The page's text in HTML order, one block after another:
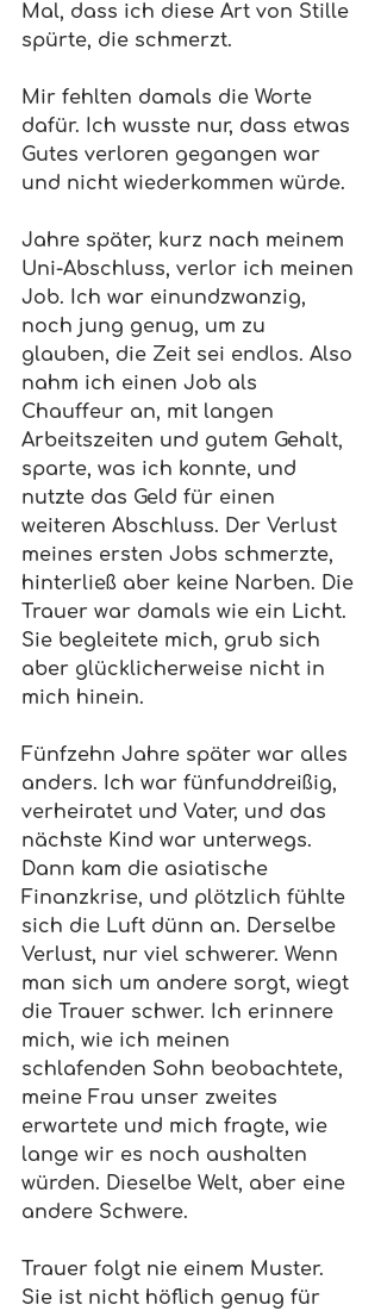
Mal, dass ich diese Art von Stille
spürte, die schmerzt.
Mir fehlten damals die Worte
dafür. Ich wusste nur, dass etwas
Gutes verloren gegangen war
und nicht wiederkommen würde.
Jahre später, kurz nach meinem
Uni-Abschluss, verlor ich meinen
Job. Ich war einundzwanzig,
noch jung genug, um zu
glauben, die Zeit sei endlos. Also
nahm ich einen Job als
Chauffeur an, mit langen
Arbeitszeiten und gutem Gehalt,
sparte, was ich konnte, und
nutzte das Geld für einen
weiteren Abschluss. Der Verlust
meines ersten Jobs schmerzte,
hinterließ aber keine Narben. Die
Trauer war damals wie ein Licht.
Sie begleitete mich, grub sich
aber glücklicherweise nicht in
mich hinein.
Fünfzehn Jahre später war alles
anders. Ich war fünfunddreißig,
verheiratet und Vater, und das
nächste Kind war unterwegs.
Dann kam die asiatische
Finanzkrise, und plötzlich fühlte
sich die Luft dünn an. Derselbe
Verlust, nur viel schwerer. Wenn
man sich um andere sorgt, wiegt
die Trauer schwer. Ich erinnere
mich, wie ich meinen
schlafenden Sohn beobachtete,
meine Frau unser zweites
erwartete und mich fragte, wie
lange wir es noch aushalten
würden. Dieselbe Welt, aber eine
andere Schwere.
Trauer folgt nie einem Muster.
Sie ist nicht höflich genug für